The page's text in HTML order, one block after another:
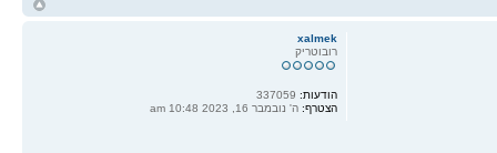
xalmek
רובוטריק
הודעות:337059
הצטרף:ה' נובמבר 16, 2023 10:48 am